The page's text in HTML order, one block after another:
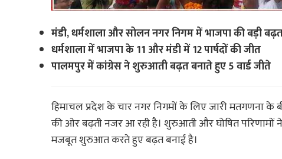
मंडी, धर्मशाला और सोलन नगर निगम में भाजपा की बड़ी
धर्मशाला में भाजपा के 11 और मंडी में 12 पार्षदों की जीत
पालमपुर में कांग्रेस ने शुरुआती बढ़त बनाते हुए 5 वार्ड जीते
हिमाचल प्रदेश के चार नगर निगमों के लिए जारी मतगणना के
की ओर बढ़ती नजर आ रही है। शुरुआती और घोषित परिणामों
मजबूत शुरुआत करते हुए बढ़त बनाई है।